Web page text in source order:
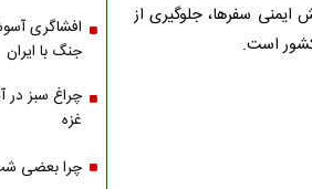
ایمنی سفرها، جلوگیری از
کشور است.
افشاگری
جنگ با ایران
چراغ سبز در
غزه
چرا بعضی شب‌ها ساعت ۳